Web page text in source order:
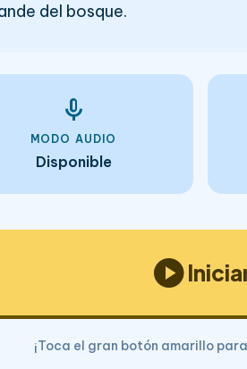
del bosque.
mic
MODO AUDIO
Disponible
play_circle
¡Toca el gran botón amarillo